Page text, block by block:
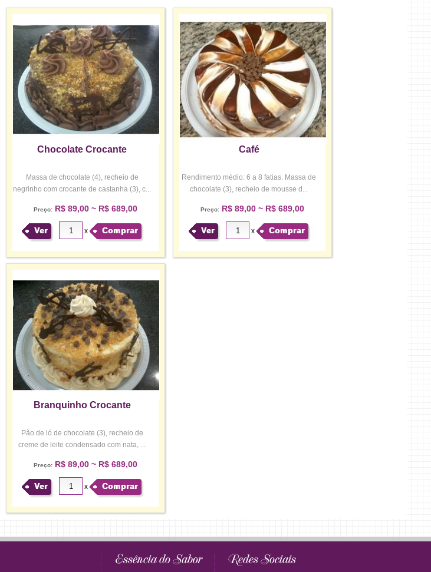
Chocolate Crocante
Massa de chocolate (4), recheio de
negrinho com crocante de castanha (3), c...
Preço: R$ 89,00 ~ R$ 689,00
Ver x Comprar
Café
Rendimento médio: 6 a 8 fatias. Massa de
chocolate (3), recheio de mousse d...
Preço: R$ 89,00 ~ R$ 689,00
Ver x Comprar
Branquinho Crocante
Pão de ló de chocolate (3), recheio de
creme de leite condensado com nata, ...
Preço: R$ 89,00 ~ R$ 689,00
Ver x Comprar
Essência do Sabor Redes Sociais